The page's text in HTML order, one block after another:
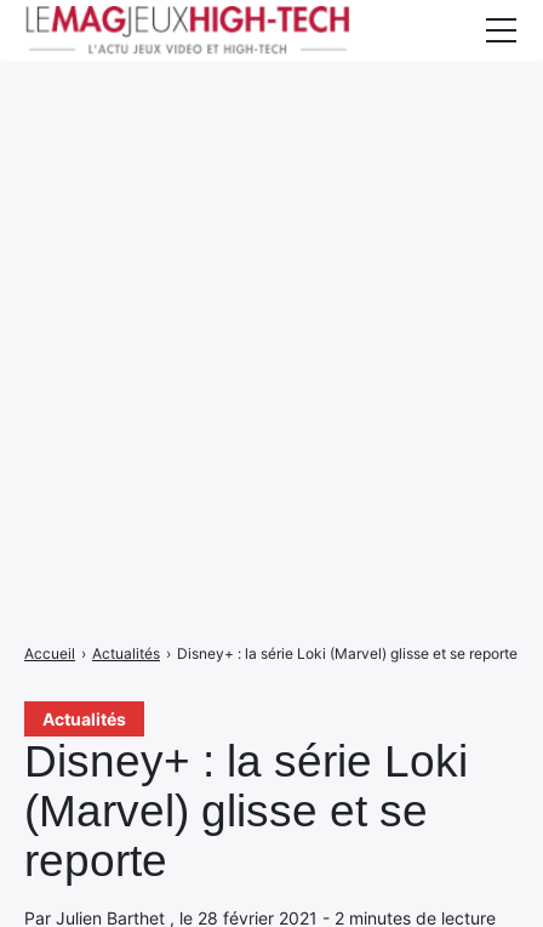
Actualités
Disney+ : la série Loki
(Marvel) glisse et se
reporte
Par Julien Barthet , le 28 février 2021 - 2 minutes de lecture
Accueil › Actualités › Disney+ : la série Loki (Marvel) glisse et se reporte